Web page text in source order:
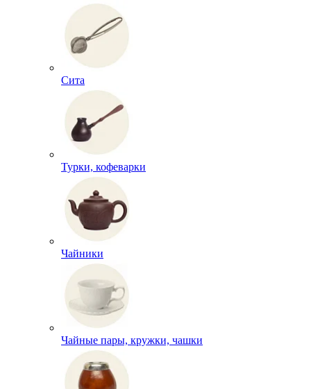
Сита
Турки, кофеварки
Чайники
Чайные пары, кружки, чашки